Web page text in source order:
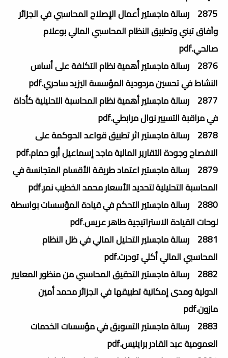
2875 رسالة ماجستير أعمال الإصلاح المحاسبي في الجزائر
وآفاق تبني وتطبيق النظام المحاسبي المالي بوعلام
صالحي.pdf
2876 رسالة ماجستير أهمية نظام التكلفة على أساس
النشاط في تحسين مردودية المؤسسة اليزيد ساحري.pdf
2877 رسالة ماجستير أهمية نظام المحاسبة التحليلية كأداة
في مراقبة التسيير نوال مرابطي.pdf
2878 رسالة ماجستير اثر تطبيق قواعد الحوكمة على
الافصاح وجودة التقارير المالية ماجد إسماعيل أبو حمام.pdf
2879 رسالة ماجستير اعتماد طريقة الأقسام المتجانسة في
المحاسبة التحليلية لتحديد الأسعار محمد الخطيب نمر.pdf
2880 رسالة ماجستير التحكم في قيادة المؤسسات بواسطة
لوحات القيادة الاستراتيجية طاهر عريس.pdf
2881 رسالة ماجستير التحليل المالي في ظل النظام
المحاسبي المالي أكلي تودرت.pdf
2882 رسالة ماجستير التدقيق المحاسبي من منظور المعايير
الدولية ومدى إمكانية تطبيقها في الجزائر محمد أمين
مازون.pdf
2883 رسالة ماجستير التسويق في مؤسسات الخدمات
العمومية عبد القادر براينيس.pdf